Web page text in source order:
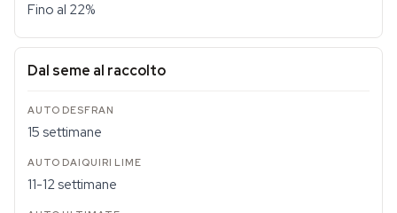
Fino al 22%
Dal seme al raccolto
15 settimane
11-12 settimane